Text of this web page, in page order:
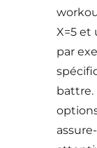
X=5 et
par
battre.